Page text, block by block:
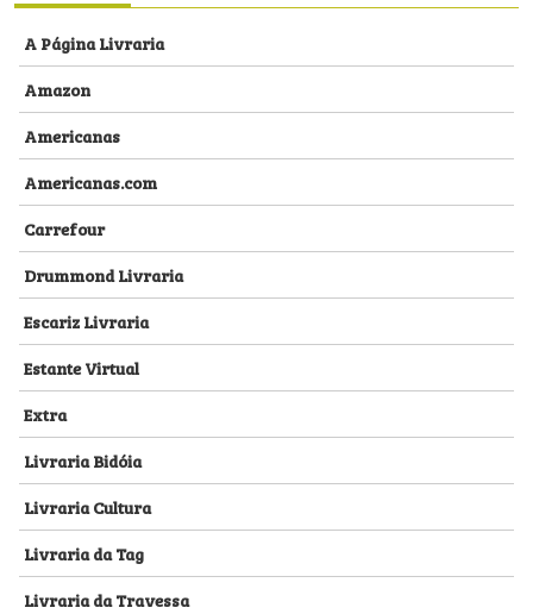
A Página Livraria
Amazon
Americanas
Americanas.com
Carrefour
Drummond Livraria
Escariz Livraria
Estante Virtual
Extra
Livraria Bidóia
Livraria Cultura
Livraria da Tag
Livraria da Travessa